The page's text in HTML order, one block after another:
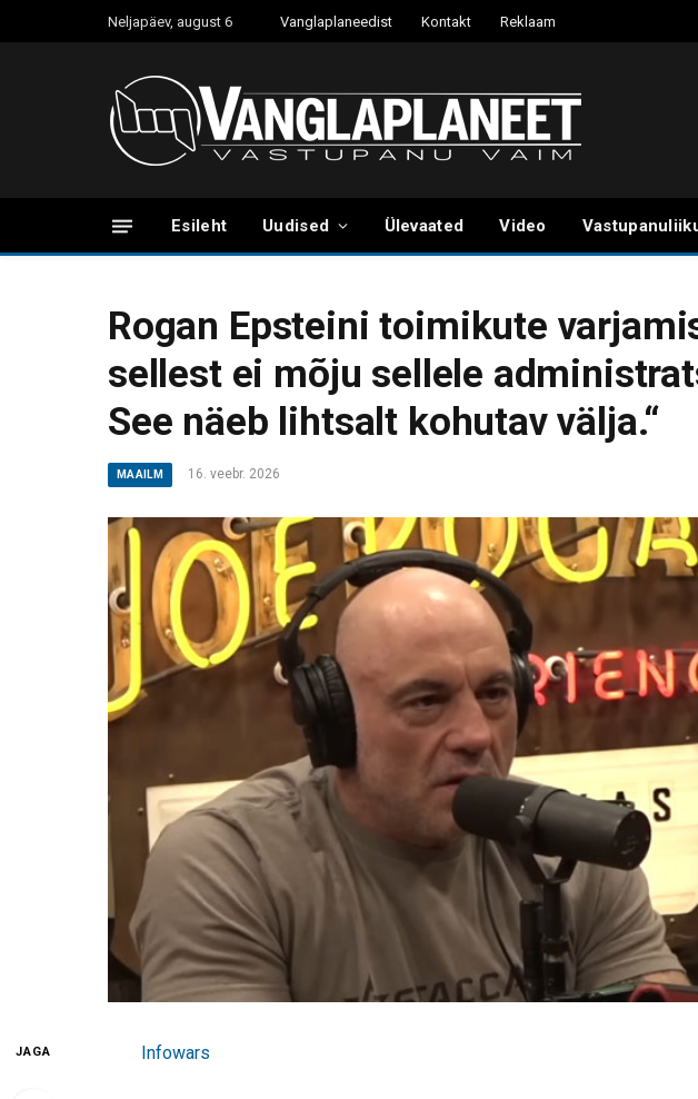
Neljapäev, august 6 Vanglaplaneedist Kontakt Reklaam
Esileht Uudised Ülevaated Video
Rogan Epsteini toimikute
sellest ei mõju sellele
See näeb lihtsalt kohutav välja.“
MAAILM 16. veebr. 2026
JAGA Infowars